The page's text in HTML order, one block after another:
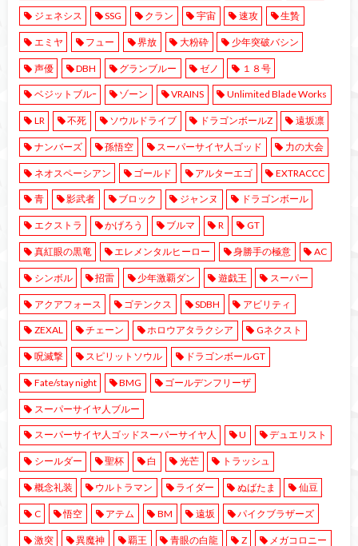
ジェネシス SSG クラン 宇宙 速攻 生贄
エミヤ フュー 界放 大粉砕 少年突破バシン
声優 DBH グランブルー ゼノ １８号
ベジットブルｰ ゾーン VRAINS Unlimited Blade Works
LR 不死 ソウルドライブ ドラゴンボールZ 遠坂凛
ナンバーズ 孫悟空 スーパーサイヤ人ゴッド 力の大会
ネオスペーシアン ゴールド アルターエゴ EXTRACCC
青 影武者 ブロック ジャンヌ ドラゴンボール
エクストラ かげろう ブルマ R GT
真紅眼の黒竜 エレメンタルヒーロー 身勝手の極意 AC
シンボル 招雷 少年激覇ダン 遊戯王 スーパー
アクアフォース ゴテンクス SDBH アビリティ
ZEXAL チェーン ホロウアタラクシア Gネクスト
呪滅撃 スピリットソウル ドラゴンボールGT
Fate/stay night BMG ゴールデンフリーザ
スーパーサイヤ人ブルー
スーパーサイヤ人ゴッドスーパーサイヤ人 U デュエリスト
シールダー 聖杯 白 光芒 トラッシュ
概念礼装 ウルトラマン ライダー ぬばたま 仙豆
C 悟空 アテム BM 遠坂 パイクブラザーズ
激突 異魔神 覇王 青眼の白龍 Z メガコロニー